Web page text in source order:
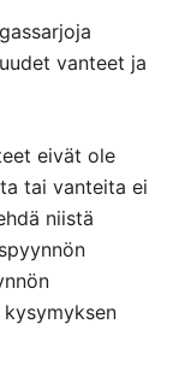
vanteet ja
eivät ole
tai vanteita ei
niistä